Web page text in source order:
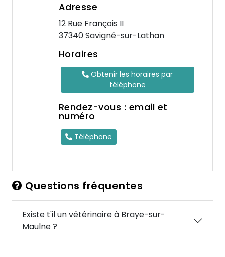
Adresse
12 Rue François II
37340 Savigné-sur-Lathan
Horaires
Obtenir les horaires par
téléphone
Rendez-vous : email et
numéro
Téléphone
Questions fréquentes
Existe t'il un vétérinaire à Braye-sur-
Maulne ?